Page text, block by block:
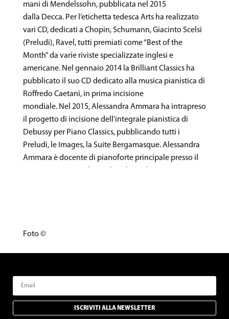
mani di Mendelssohn, pubblicata nel 2015
dalla Decca. Per l’etichetta tedesca Arts ha realizzato
vari CD, dedicati a Chopin, Schumann, Giacinto Scelsi
(Preludi), Ravel, tutti premiati come “Best of the
Month” da varie riviste specializzate inglesi e
americane. Nel gennaio 2014 la Brilliant Classics ha
pubblicato il suo CD dedicato alla musica pianistica di
Roffredo Caetani, in prima incisione
mondiale. Nel 2015, Alessandra Ammara ha intrapreso
il progetto di incisione dell'integrale pianistica di
Debussy per Piano Classics, pubblicando tutti i
Preludi, le Images, la Suite Bergamasque. Alessandra
Ammara è docente di pianoforte principale presso il
Foto ©
ISCRIVITI ALLA NEWSLETTER